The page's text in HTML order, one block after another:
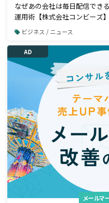
なぜあの会社は毎日配信でき
運用術【株式会社コンビーズ】
ビジネス / ニュース
AD
メールマ